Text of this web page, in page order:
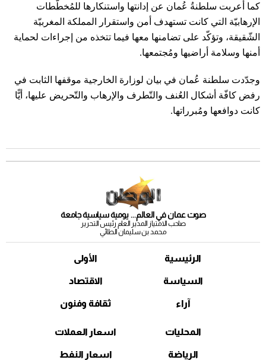
كما أعربت سلطنةُ عُمان عن إدانتها واستنكارها للمُخطّطات
الإرهابيّة التي كانت تستهدف أمن واستقرار المملكة المغربيّة
الشّقيقة، وتؤكّد على تضامنها معها فيما تتخذه من إجراءات لحماية
أمنها وسلامة أراضيها ومُجتمعها.
وجدّدت سلطنة عُمان في بيان لوزارة الخارجية موقفها الثابت في
رفض كافّة أشكال العُنف والتّطرف والإرهاب والتّحريض عليها، أيًّا
كانت دوافعها ومُبرراتها.
صوت عمان في العالم... يومية سياسية جامعة
صاحب الامتياز المدير العام رئيس التحرير
محمد بن سليمان الطائي
الرئيسية
السياسة
آراء
الأولى
الاقتصاد
ثقافة وفنون
المحليات
الرياضة
اسعار العملات
اسعار النفط